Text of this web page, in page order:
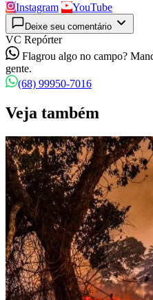
Instagram
YouTube
Deixe seu comentário
VC Repórter
Flagrou algo no campo?
gente.
(68) 99950-7016
Veja também